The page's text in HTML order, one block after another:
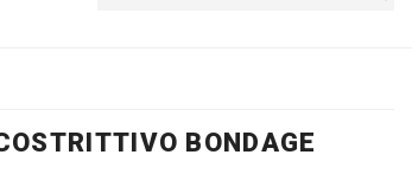
BONDAGE